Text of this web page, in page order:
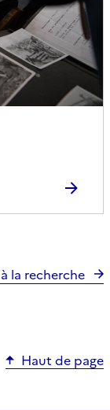
la recherche
Haut de page